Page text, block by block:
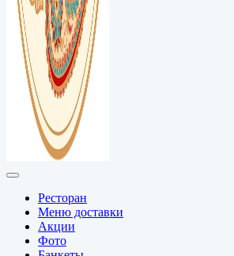
Ресторан
Меню доставки
Акции
Фото